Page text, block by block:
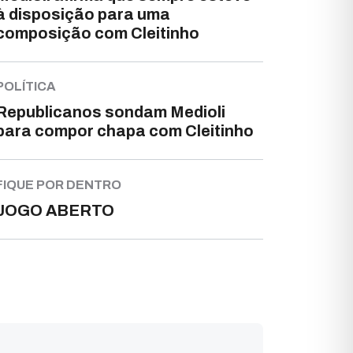
disposição para uma
com Cleitinho
sondam Medioli
compor chapa com Cleitinho
POR DENTRO
ABERTO